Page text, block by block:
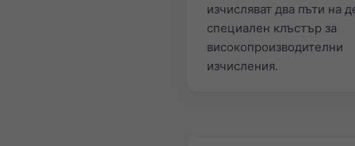
изчисляват два пъти на
специален клъстър за
високопроизводителни
изчисления.